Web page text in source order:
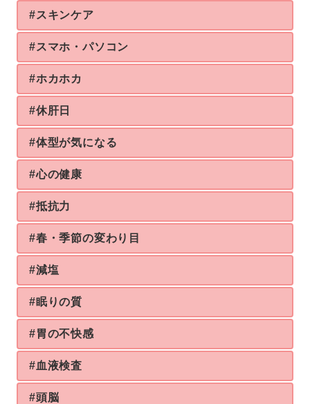
#スキンケア
#スマホ・パソコン
#ホカホカ
#休肝日
#体型が気になる
#心の健康
#抵抗力
#春・季節の変わり目
#減塩
#眠りの質
#胃の不快感
#血液検査
#頭脳